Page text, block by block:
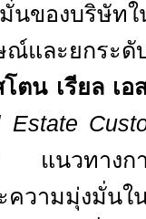
นของบริษัทใ
ณ์และยกระ
ตน เรียล เ
Estate
แนวทางกา
วามมุ่งมั่นใ